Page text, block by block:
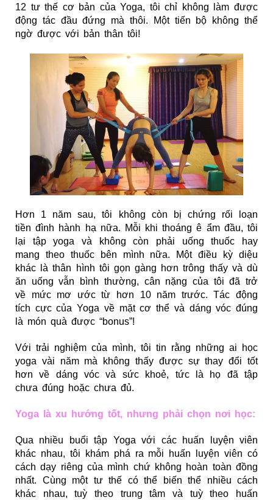
12 tư thế cơ bản của Yoga, tôi chỉ không làm được
động tác đầu đứng mà thôi. Một tiến bộ không thể
ngờ được với bản thân tôi!
Hơn 1 năm sau, tôi không còn bị chứng rối loạn
tiền đình hành hạ nữa. Mỗi khi thoáng ê ẩm đầu, tôi
lại tập yoga và không còn phải uống thuốc hay
mang theo thuốc bên mình nữa. Một điều kỳ diệu
khác là thân hình tôi gọn gàng hơn trông thấy và dù
ăn uống vẫn bình thường, cân nặng của tôi đã trở
về mức mơ ước từ hơn 10 năm trước. Tác động
tích cực của Yoga về mặt cơ thể và dáng vóc đúng
là món quà được “bonus”!
Với trải nghiệm của mình, tôi tin rằng những ai học
yoga vài năm mà không thấy được sự thay đổi tốt
hơn về dáng vóc và sức khoẻ, tức là họ đã tập
chưa đúng hoặc chưa đủ.
Yoga là xu hướng tốt, nhưng phải chọn nơi học:
Qua nhiều buổi tập Yoga với các huấn luyện viên
khác nhau, tôi khám phá ra mỗi huấn luyện viên có
cách dạy riêng của mình chứ không hoàn toàn đồng
nhất. Cùng một tư thế có thể biến thể nhiều cách
khác nhau, tuỳ theo trung tâm và tuỳ theo huấn